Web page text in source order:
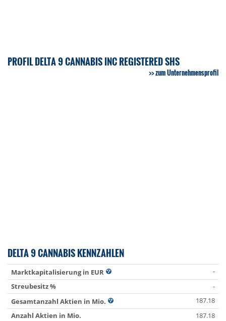
PROFIL DELTA 9 CANNABIS INC REGISTERED SHS
zum Unternehmensprofil
DELTA 9 CANNABIS KENNZAHLEN
Marktkapitalisierung in EUR
-
Streubesitz %
-
Gesamtanzahl Aktien in Mio.
187.18
Anzahl Aktien in Mio.
187.18